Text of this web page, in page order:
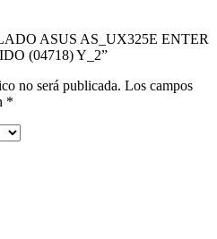
ASUS AS_UX325E ENTER
(04718) Y_2”
no será publicada. Los campos
*